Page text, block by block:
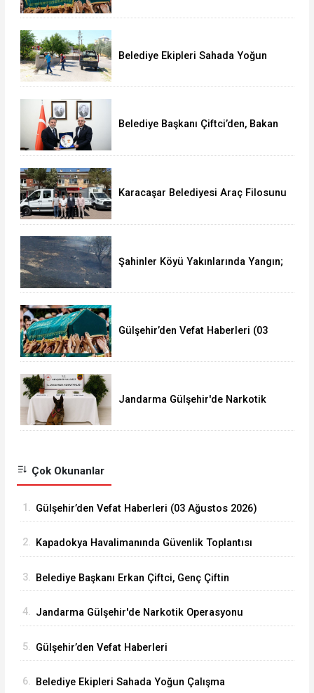
Belediye Ekipleri Sahada Yoğun
Belediye Başkanı Çiftci’den, Bakan
Karacaşar Belediyesi Araç Filosunu
Şahinler Köyü Yakınlarında Yangın;
Gülşehir’den Vefat Haberleri (03
Jandarma Gülşehir'de Narkotik
Çok Okunanlar
1. Gülşehir’den Vefat Haberleri (03 Ağustos 2026)
2. Kapadokya Havalimanında Güvenlik Toplantısı
3. Belediye Başkanı Erkan Çiftci, Genç Çiftin
4. Jandarma Gülşehir'de Narkotik Operasyonu
5. Gülşehir’den Vefat Haberleri
6. Belediye Ekipleri Sahada Yoğun Çalışma